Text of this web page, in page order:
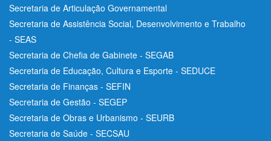
Secretaria de Articulação Governamental
Secretaria de Assistência Social, Desenvolvimento e Trabalho
- SEAS
Secretaria de Chefia de Gabinete - SEGAB
Secretaria de Educação, Cultura e Esporte - SEDUCE
Secretaria de Finanças - SEFIN
Secretaria de Gestão - SEGEP
Secretaria de Obras e Urbanismo - SEURB
Secretaria de Saúde - SECSAU